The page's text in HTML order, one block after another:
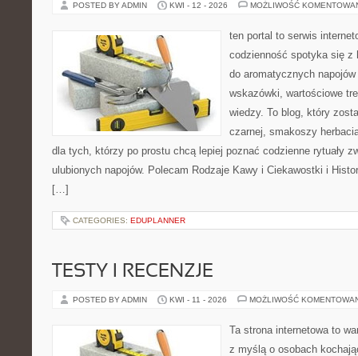
POSTED BY ADMIN KWI - 12 - 2026 MOŻLIWOŚĆ
ten portal to serwis
codzienność spotyka się z
do aromatycznych
wskazówki, wartościowe
wiedzy. To blog, który
czarnej, smakoszy
dla tych, którzy po prostu chcą lepiej poznać codzienne rytuały
ulubionych napojów. Polecam Rodzaje Kawy i Ciekawostki i
[…]
CATEGORIES: EDUPLANNER
TESTY I RECENZJE
POSTED BY ADMIN KWI - 11 - 2026 MOŻLIWOŚĆ
Ta strona internetowa to
z myślą o osobach